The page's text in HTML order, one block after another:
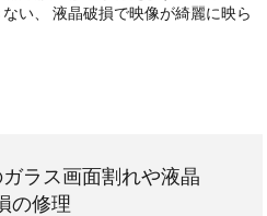
い、 液晶破損で映像が綺麗に映ら
ラス画面割れや液晶
の修理